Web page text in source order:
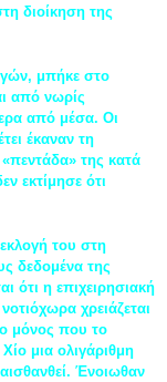
διοίκηση της
μπήκε στο
από νωρίς
από μέσα. Οι
έκαναν τη
της κατά
εκτίμησε ότι
του στη
δεδομένα της
ότι η επιχειρησιακή
χρειάζεται
μόνος που το
μια ολιγάριθμη
Ένοιωθαν